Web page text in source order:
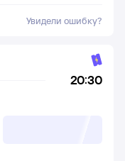
Увидели ошибку?
20:30